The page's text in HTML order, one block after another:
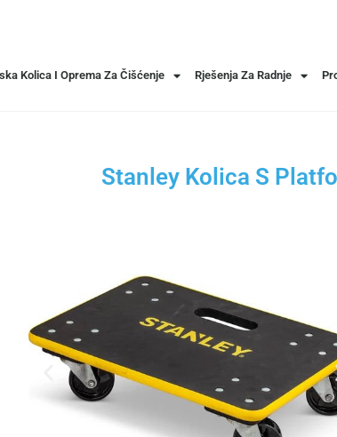
Kolica I Oprema Za Čišćenje Rješenja Za Radnje
Stanley Kolica S